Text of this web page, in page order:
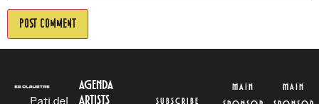
AGENDA
ARTISTS
SUBSCRIBE
MAIN
MAIN